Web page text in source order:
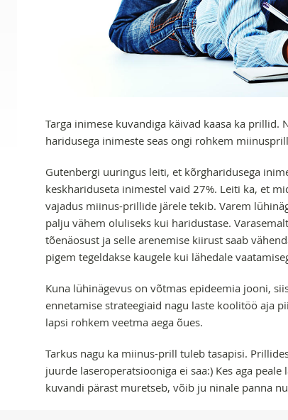
Targa inimese kuvandiga käivad kaasa ka
haridusega inimeste seas ongi rohkem
Gutenbergi uuringus leiti, et kõrgharidusega
keskhariduseta inimestel vaid 27%. Leiti ka, et
vajadus miinus-prillide järele tekib. Varem
palju vähem oluliseks kui haridustase.
tõenäosust ja selle arenemise kiirust saab
pigem tegeldakse kaugele kui lähedale
Kuna lühinägevus on võtmas epideemia jooni,
ennetamise strateegiaid nagu laste koolitöö aja
lapsi rohkem veetma aega õues.
Tarkus nagu ka miinus-prill tuleb tasapisi.
juurde laseroperatsiooniga ei saa:) Kes aga
kuvandi pärast muretseb, võib ju ninale panna